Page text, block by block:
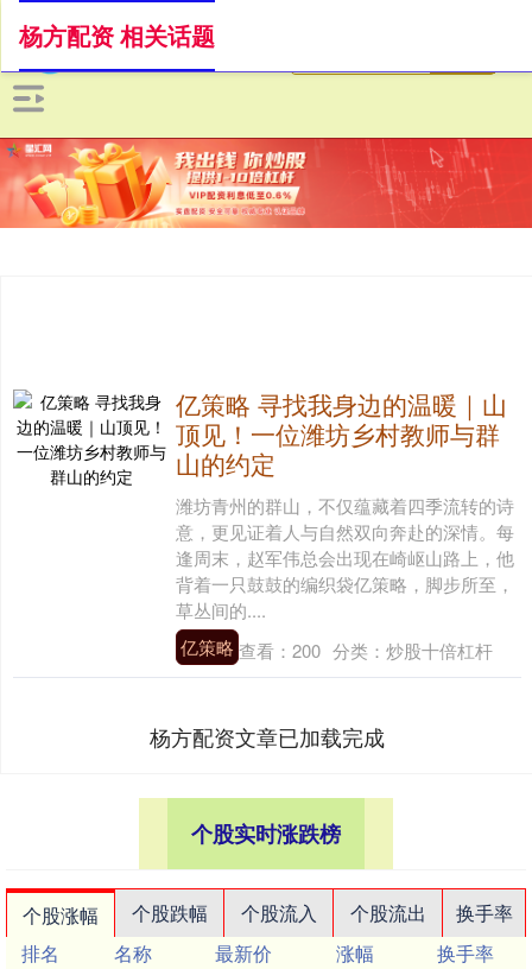
杨方配资 相关话题
亿策略 寻找我身边的温暖｜山
顶见！一位潍坊乡村教师与群
山的约定
潍坊青州的群山，不仅蕴藏着四季流转的诗
意，更见证着人与自然双向奔赴的深情。每
逢周末，赵军伟总会出现在崎岖山路上，他
背着一只鼓鼓的编织袋亿策略，脚步所至，
草丛间的....
亿策略 查看： 200 分类： 炒股十倍杠杆
杨方配资文章已加载完成
个股实时涨跌榜
个股涨幅 个股跌幅 个股流入 个股流出
换手率
排名
名称 最新价 涨幅
换手率